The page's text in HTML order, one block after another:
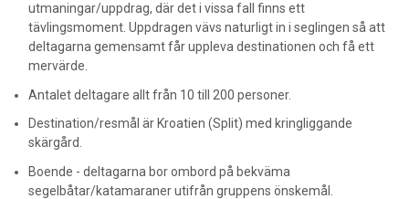
utmaningar/uppdrag, där det i vissa fall finns ett
tävlingsmoment. Uppdragen vävs naturligt in i seglingen så att
deltagarna gemensamt får uppleva destinationen och få ett
mervärde.
Antalet deltagare allt från 10 till 200 personer.
Destination/resmål är Kroatien (Split) med kringliggande
skärgård.
Boende - deltagarna bor ombord på bekväma
segelbåtar/katamaraner utifrån gruppens önskemål.